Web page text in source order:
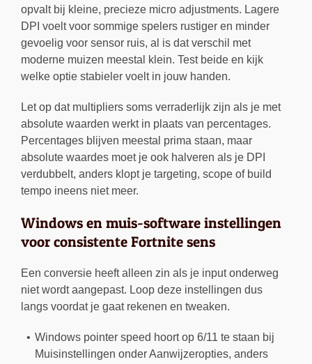
opvalt bij kleine, precieze micro adjustments. Lagere
DPI voelt voor sommige spelers rustiger en minder
gevoelig voor sensor ruis, al is dat verschil met
moderne muizen meestal klein. Test beide en kijk
welke optie stabieler voelt in jouw handen.
Let op dat multipliers soms verraderlijk zijn als je met
absolute waarden werkt in plaats van percentages.
Percentages blijven meestal prima staan, maar
absolute waardes moet je ook halveren als je DPI
verdubbelt, anders klopt je targeting, scope of build
tempo ineens niet meer.
Windows en muis-software instellingen
voor consistente Fortnite sens
Een conversie heeft alleen zin als je input onderweg
niet wordt aangepast. Loop deze instellingen dus
langs voordat je gaat rekenen en tweaken.
Windows pointer speed hoort op 6/11 te staan bij
Muisinstellingen onder Aanwijzeropties, anders